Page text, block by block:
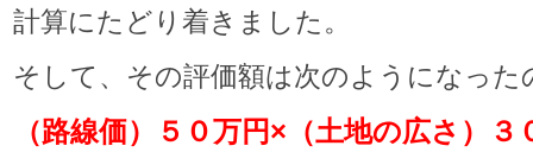
計算にたどり着きました。
そして、その評価額は次のようになった
（路線価）５０万円×（土地の広さ）３